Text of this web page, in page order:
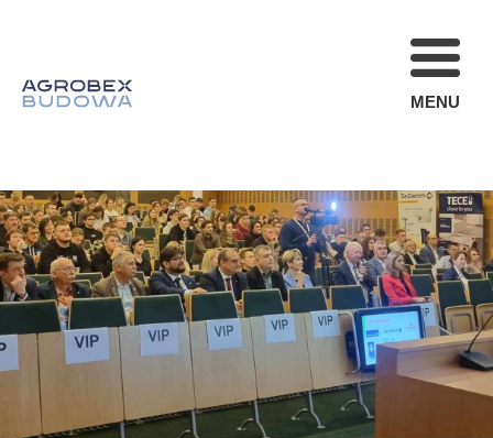
MENU
AKTUALNOŚCI
STREFA
OFERTA
KARIERA
KONTAKT